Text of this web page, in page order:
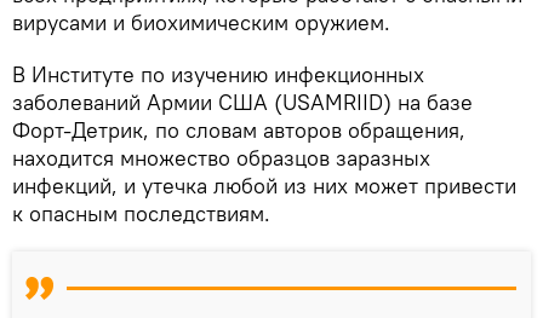
вирусами и биохимическим оружием.
В Институте по изучению инфекционных
заболеваний Армии США (USAMRIID) на базе
Форт-Детрик, по словам авторов обращения,
находится множество образцов заразных
инфекций, и утечка любой из них может привести
к опасным последствиям.